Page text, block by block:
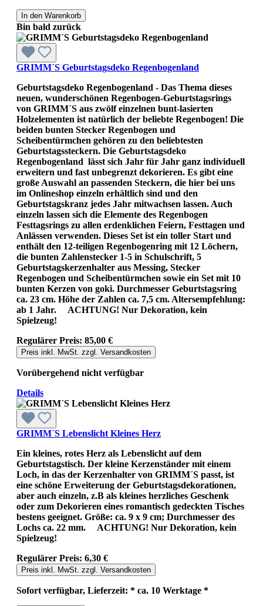
In den Warenkorb
Bin bald zurück
GRIMM´S Geburtstagsdeko Regenbogenland
Geburtstagsdeko Regenbogenland - Das Thema dieses
neuen, wunderschönen Regenbogen-Geburtstagsrings
von GRIMM´S aus zwölf einzelnen bunt-lasierten
Holzelementen ist natürlich der beliebte Regenbogen! Die
beiden bunten Stecker Regenbogen und
Scheibentürmchen gehören zu den beliebtesten
Geburtstagssteckern. Die Geburtstagsdeko
Regenbogenland lässt sich Jahr für Jahr ganz individuell
erweitern und fast unbegrenzt dekorieren. Es gibt eine
große Auswahl an passenden Steckern, die hier bei uns
im Onlineshop einzeln erhältlich sind und den
Geburtstagskranz jedes Jahr mitwachsen lassen. Auch
einzeln lassen sich die Elemente des Regenbogen
Festtagsrings zu allen erdenklichen Feiern, Festtagen und
Anlässen verwenden. Dieses Set ist ein toller Start und
enthält den 12-teiligen Regenbogenring mit 12 Löchern,
die bunten Zahlenstecker 1-5 in Schulschrift, 5
Geburtstagskerzenhalter aus Messing, Stecker
Regenbogen und Scheibentürmchen sowie ein Set mit 10
bunten Kerzen von goki. Durchmesser Geburtstagsring
ca. 23 cm. Höhe der Zahlen ca. 7,5 cm. Altersempfehlung:
ab 1 Jahr. ACHTUNG! Nur Dekoration, kein
Spielzeug!
Regulärer Preis: 85,00 €
Preis inkl. MwSt. zzgl. Versandkosten
Vorübergehend nicht verfügbar
Details
GRIMM´S Lebenslicht Kleines Herz
Ein kleines, rotes Herz als Lebenslicht auf dem
Geburtstagstisch. Der kleine Kerzenständer mit einem
Loch, in das der Kerzenhalter von GRIMM´S passt, ist
eine schöne Erweiterung der Geburtstagsdekorationen,
aber auch einzeln, z.B als kleines herzliches Geschenk
oder zum Dekorieren eines romantisch gedeckten Tisches
bestens geeignet. Größe: ca. 9 x 9 cm; Durchmesser des
Lochs ca. 22 mm. ACHTUNG! Nur Dekoration, kein
Spielzeug!
Regulärer Preis: 6,30 €
Preis inkl. MwSt. zzgl. Versandkosten
Sofort verfügbar, Lieferzeit: * ca. 10 Werktage *